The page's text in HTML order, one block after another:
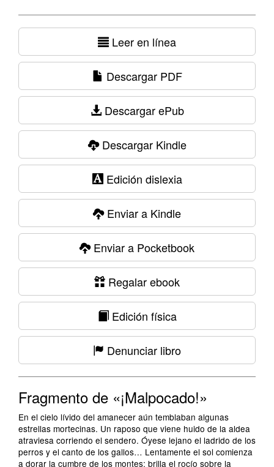
Leer en línea
Descargar PDF
Descargar ePub
Descargar Kindle
Edición dislexia
Enviar a Kindle
Enviar a Pocketbook
Regalar ebook
Edición física
Denunciar libro
Fragmento de «¡Malpocado!»
En el cielo lívido del amanecer aún temblaban algunas
estrellas mortecinas. Un raposo que viene huido de la aldea
atraviesa corriendo el sendero. Óyese lejano el ladrido de los
perros y el canto de los gallos… Lentamente el sol comienza
a dorar la cumbre de los montes; brilla el rocío sobre la